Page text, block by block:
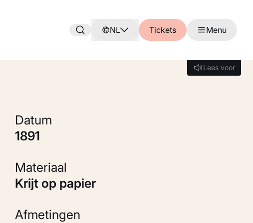
NL Tickets Menu
Lees voor
Lees voor
Datum
1891
Materiaal
Krijt op papier
Afmetingen